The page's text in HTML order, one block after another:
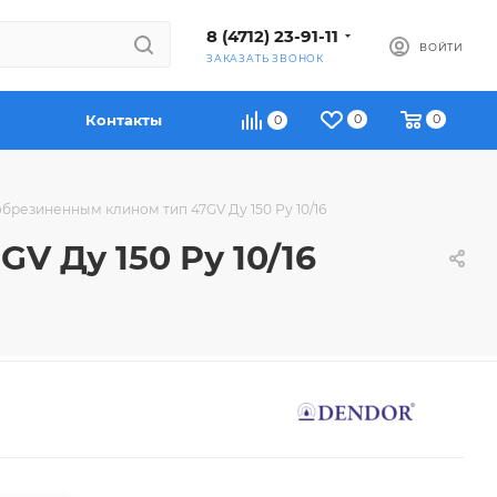
8 (4712) 23-91-11
ЗАКАЗАТЬ ЗВОНОК
ВОЙТИ
0 0 0
Контакты
клином тип 47GV Ду 150 Ру 10/16
Ду 150 Ру 10/16